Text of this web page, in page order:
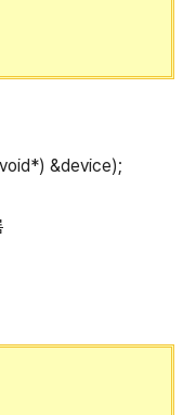
&device);